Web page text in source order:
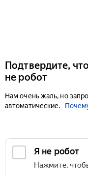
Подтвердите,
не робот
Нам очень жаль, но
автоматические.